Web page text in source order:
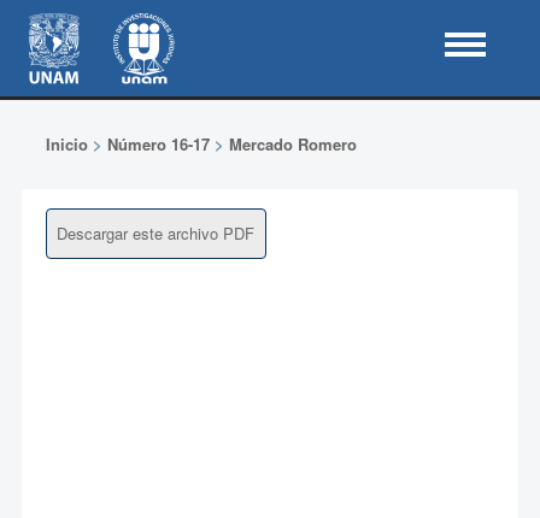
Inicio> Número 16-17> Mercado Romero
Descargar este archivo PDF